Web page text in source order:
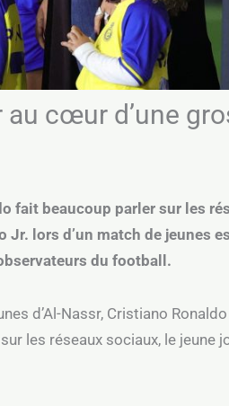
cœur d’une
fait beaucoup parler sur les
lors d’un match de jeunes
du football.
d’Al-Nassr, Cristiano
les réseaux sociaux, le jeune